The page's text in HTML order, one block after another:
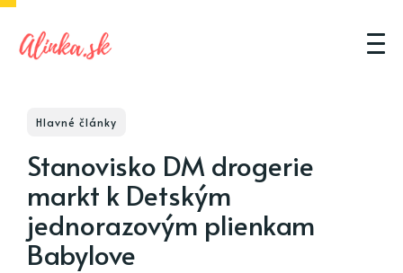
Hlavné články
Stanovisko DM drogerie
markt k Detským
jednorazovým plienkam
Babylove